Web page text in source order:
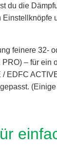
du die
Einstellknöpfe
feinere 32-
– für ein
EDFC